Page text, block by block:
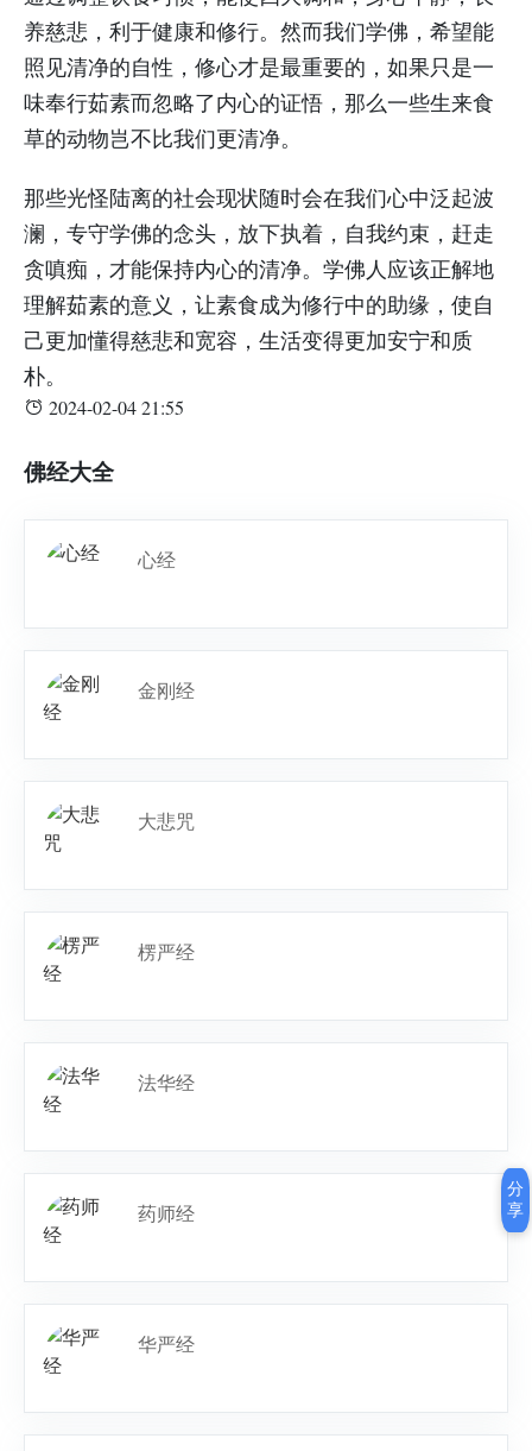
养慈悲，利于健康和修行。然而我们学佛，希望能
照见清净的自性，修心才是最重要的，如果只是一
味奉行茹素而忽略了内心的证悟，那么一些生来食
草的动物岂不比我们更清净。
那些光怪陆离的社会现状随时会在我们心中泛起波
澜，专守学佛的念头，放下执着，自我约束，赶走
贪嗔痴，才能保持内心的清净。学佛人应该正解地
理解茹素的意义，让素食成为修行中的助缘，使自
己更加懂得慈悲和宽容，生活变得更加安宁和质
朴。
2024-02-04 21:55
佛经大全
心经
金刚经
大悲咒
楞严经
法华经
药师经
华严经
分
享